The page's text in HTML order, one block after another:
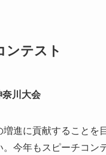
ンテスト
川大会
進に貢献することを
今年もスピーチコン